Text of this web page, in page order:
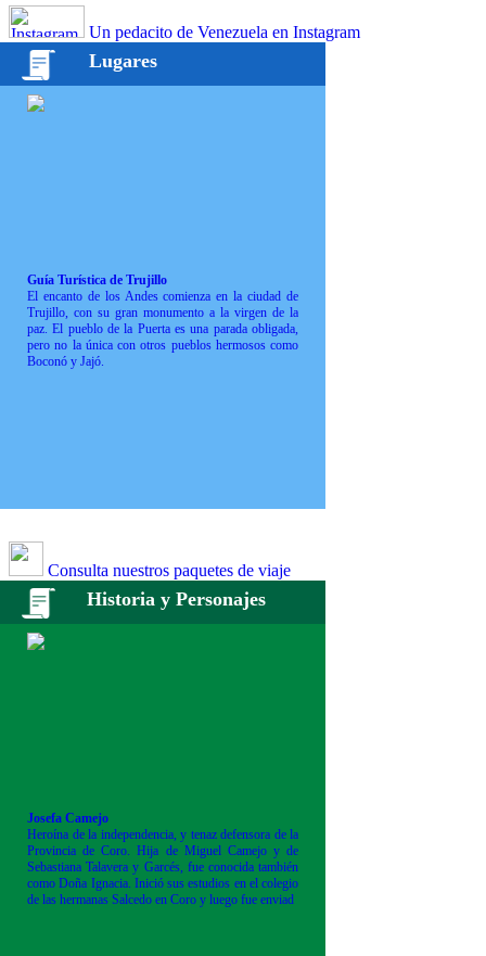
Un pedacito de Venezuela en Instagram
Lugares
Guía Turística de Trujillo
El encanto de los Andes comienza en la ciudad de
Trujillo, con su gran monumento a la virgen de la
paz. El pueblo de la Puerta es una parada obligada,
pero no la única con otros pueblos hermosos como
Boconó y Jajó.
Consulta nuestros paquetes de viaje
Historia y Personajes
Josefa Camejo
Heroína de la independencia, y tenaz defensora de la
Provincia de Coro. Hija de Miguel Camejo y de
Sebastiana Talavera y Garcés, fue conocida también
como Doña Ignacia. Inició sus estudios en el colegio
de las hermanas Salcedo en Coro y luego fue enviad